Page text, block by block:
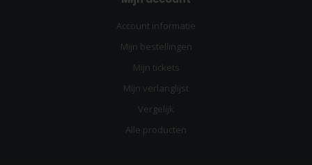
Account informatie
Mijn bestellingen
Mijn tickets
Mijn verlanglijst
Vergelijk
Alle producten